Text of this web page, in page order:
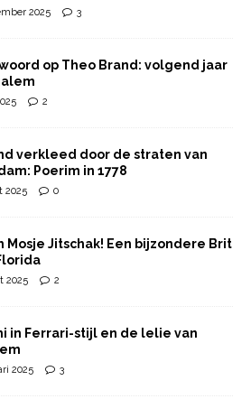
2025 3
op Theo Brand: volgend jaar
2
verkleed door de straten van
Poerim in 1778
2025 0
Mosje Jitschak! Een bijzondere Brit
2025 2
in Ferrari-stijl en de lelie van
2025 3